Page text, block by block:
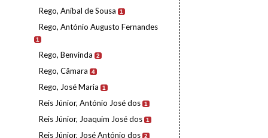
Rego, Aníbal de Sousa 1
Rego, António Augusto Fernandes
1
Rego, Benvinda 2
Rego, Câmara 4
Rego, José Maria 1
Reis Júnior, António José dos 1
Reis Júnior, Joaquim José dos 1
Reis Júnior, José António dos 2